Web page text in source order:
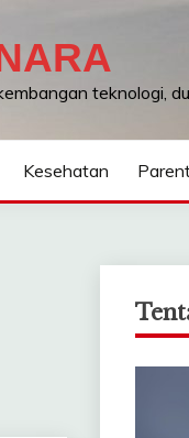
teknologi,
Kesehatan